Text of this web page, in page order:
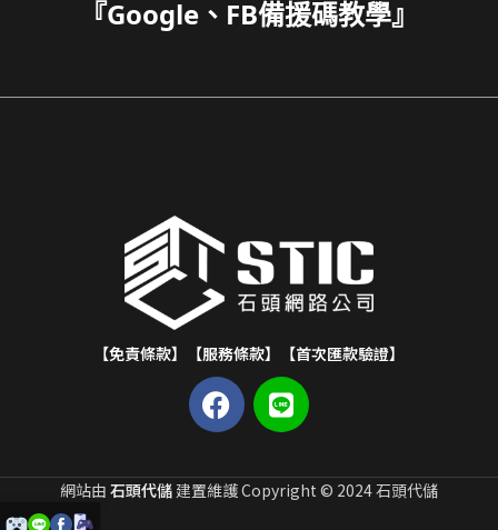
『Google、FB備援碼教學』
【免責條款】 【服務條款】 【首次匯款驗證】
網站由 石頭代儲 建置維護 Copyright © 2024 石頭代儲